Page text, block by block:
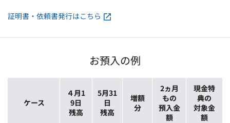
証明書・依頼書発行はこちら
お預入の例
ケース
４月1
9日
残高
5月31
日
残高
増額
分
2ヵ月
もの
預入金
額
現金特
典の
対象金
額